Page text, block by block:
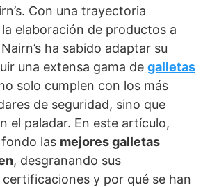
Con una trayectoria
elaboración de productos a
ha sabido adaptar su
una extensa gama de galletas
solo cumplen con los más
de seguridad, sino que
el paladar. En este artículo,
las mejores galletas
, desgranando sus
y por qué se han